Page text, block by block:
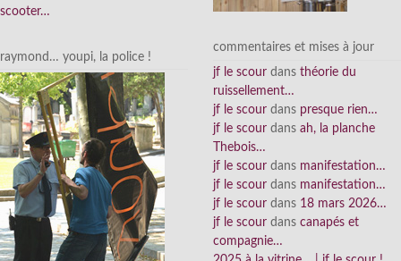
scooter…
raymond… youpi, la police !
commentaires et mises à jour
jf le scour dans théorie du
ruissellement…
jf le scour dans presque rien…
jf le scour dans ah, la planche
Thebois…
jf le scour dans manifestation…
jf le scour dans manifestation…
jf le scour dans 18 mars 2026…
jf le scour dans canapés et
compagnie…